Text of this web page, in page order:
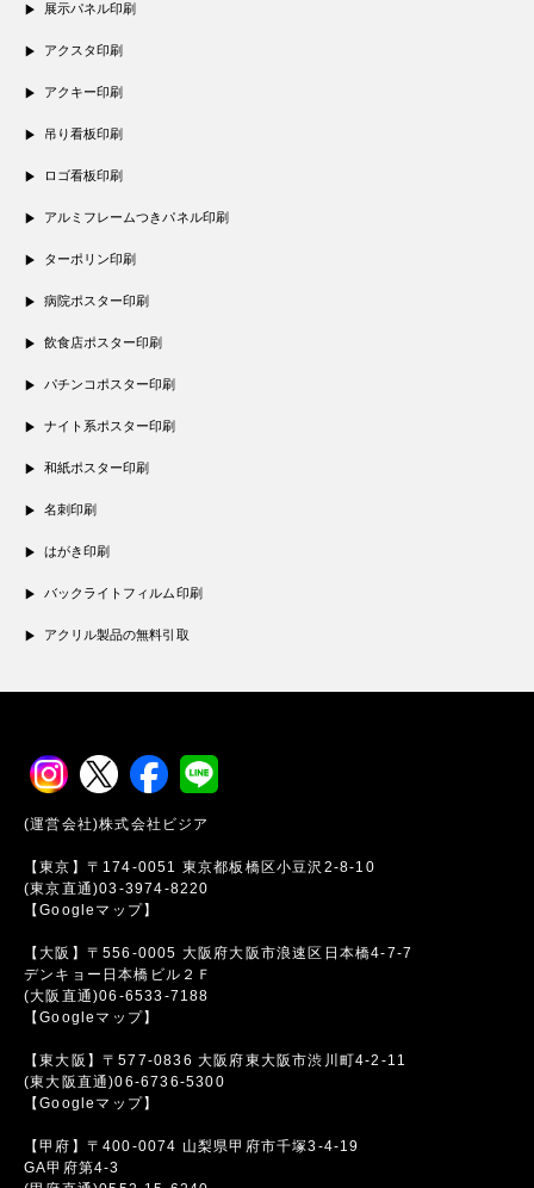
展示パネル印刷
アクスタ印刷
アクキー印刷
吊り看板印刷
ロゴ看板印刷
アルミフレームつきパネル印刷
ターポリン印刷
病院ポスター印刷
飲食店ポスター印刷
パチンコポスター印刷
ナイト系ポスター印刷
和紙ポスター印刷
名刺印刷
はがき印刷
バックライトフィルム印刷
アクリル製品の無料引取
(運営会社)株式会社ビジア
【東京】〒174-0051 東京都板橋区小豆沢2-8-10
(東京直通)03-3974-8220
【Googleマップ】
【大阪】〒556-0005 大阪府大阪市浪速区日本橋4-7-7
デンキョー日本橋ビル２Ｆ
(大阪直通)06-6533-7188
【Googleマップ】
【東大阪】〒577-0836 大阪府東大阪市渋川町4-2-11
(東大阪直通)06-6736-5300
【Googleマップ】
【甲府】〒400-0074 山梨県甲府市千塚3-4-19
GA甲府第4-3